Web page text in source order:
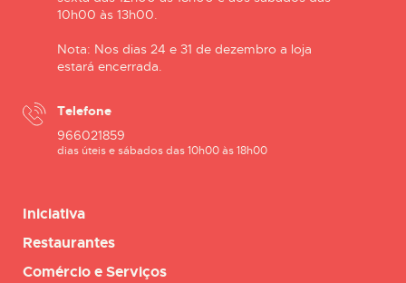
10h00 às 13h00.
Nota: Nos dias 24 e 31 de dezembro a loja
estará encerrada.
Telefone
966021859
dias úteis e sábados das 10h00 às 18h00
Iniciativa
Restaurantes
Comércio e Serviços